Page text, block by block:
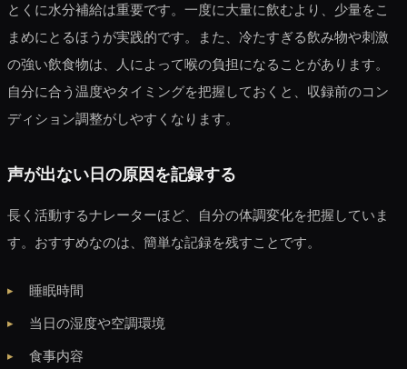
とくに水分補給は重要です。一度に大量に飲むより、少量をこ
まめにとるほうが実践的です。また、冷たすぎる飲み物や刺激
の強い飲食物は、人によって喉の負担になることがあります。
自分に合う温度やタイミングを把握しておくと、収録前のコン
ディション調整がしやすくなります。
声が出ない日の原因を記録する
長く活動するナレーターほど、自分の体調変化を把握していま
す。おすすめなのは、簡単な記録を残すことです。
睡眠時間
当日の湿度や空調環境
食事内容